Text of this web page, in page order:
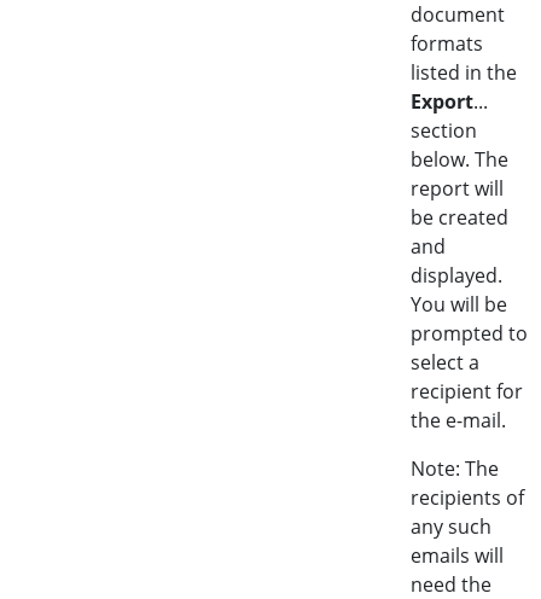
document
formats
listed in the
Export...
section
below. The
report will
be created
and
displayed.
You will be
prompted to
select a
recipient for
the e-mail.
Note: The
recipients of
any such
emails will
need the